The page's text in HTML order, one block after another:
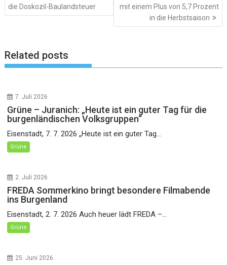
die Doskozil-Baulandsteuer
mit einem Plus von 5,7 Prozent
in die Herbstsaison
Related posts
7. Juli 2026
Grüne – Juranich: „Heute ist ein guter Tag für die
burgenländischen Volksgruppen“
Eisenstadt, 7. 7. 2026 „Heute ist ein guter Tag...
Grüne
2. Juli 2026
FREDA Sommerkino bringt besondere Filmabende
ins Burgenland
Eisenstadt, 2. 7. 2026 Auch heuer lädt FREDA –...
Grüne
25. Juni 2026